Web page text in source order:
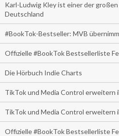
Karl-Ludwig Kley ist einer der
Deutschland
#BookTok-Bestseller: MVB
Offizielle #BookTok Bestsellerliste
Die Hörbuch Indie Charts
TikTok und Media Control erweitern
TikTok und Media Control erweitern
Offizielle #BookTok Bestsellerliste